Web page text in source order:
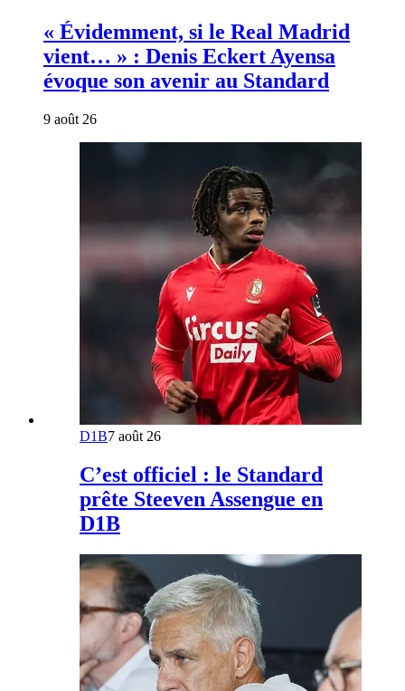
« Évidemment, si le Real Madrid
vient… » : Denis Eckert Ayensa
évoque son avenir au Standard
9 août 26
D1B7 août 26
C’est officiel : le Standard
prête Steeven Assengue en
D1B